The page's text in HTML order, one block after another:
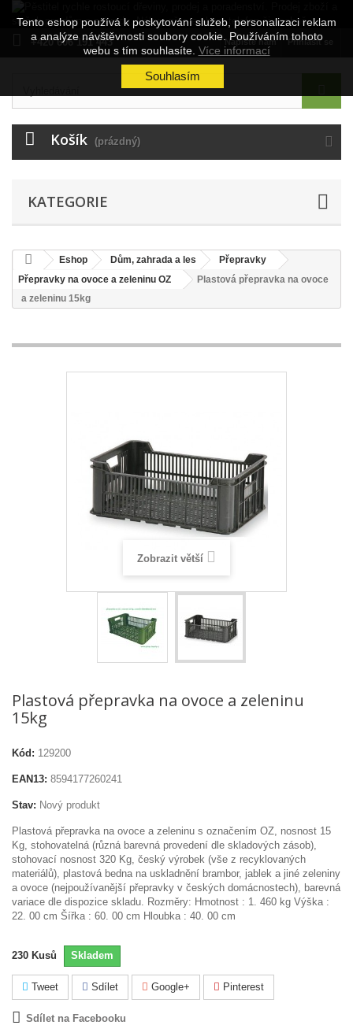
Přihlásit se
Napište nám
+420 606 191 443
Košík (prázdný)
KATEGORIE
Eshop Dům, zahrada a les
Přepravky
Přepravky na ovoce a zeleninu OZ
Plastová přepravka na ovoce
a zeleninu 15kg
Zobrazit větší
Plastová přepravka na ovoce a zeleninu
15kg
Kód: 129200
EAN13: 8594177260241
Stav: Nový produkt
Plastová přepravka na ovoce a zeleninu s označením OZ, nosnost 15
Kg, stohovatelná (různá barevná provedení dle skladových zásob),
stohovací nosnost 320 Kg, český výrobek (vše z recyklovaných
materiálů), plastová bedna na uskladnění brambor, jablek a jiné zeleniny
a ovoce (nejpoužívanější přepravky v českých domácnostech), barevná
variace dle dispozice skladu. Rozměry: Hmotnost : 1. 460 kg Výška :
22. 00 cm Šířka : 60. 00 cm Hloubka : 40. 00 cm
230 Kusů Skladem
Tweet Sdílet Google+ Pinterest
Sdílet na Facebooku
Tento eshop používá k poskytování služeb, personalizaci reklam
a analýze návštěvnosti soubory cookie. Používáním tohoto
webu s tím souhlasíte. Více informací
Souhlasím